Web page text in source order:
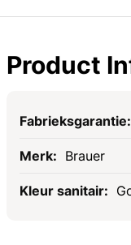
Product
Specificaties
Brauer